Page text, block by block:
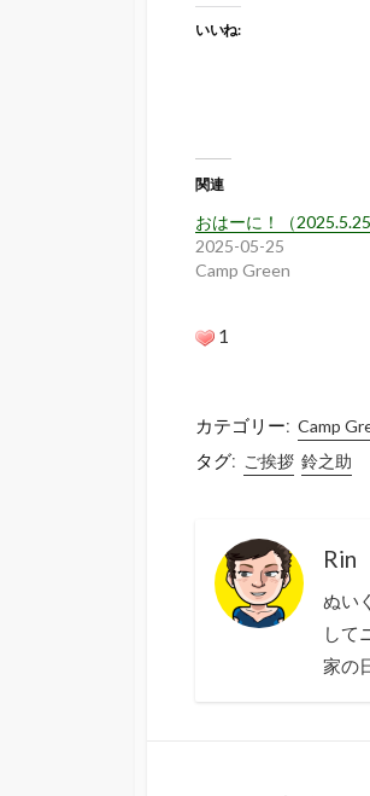
いいね:
関連
おはーに！（2025.5.25
2025-05-25
Camp Green
1
カテゴリー: Camp
タグ: ご挨拶 鈴之助
Rin
ぬい
して
家の